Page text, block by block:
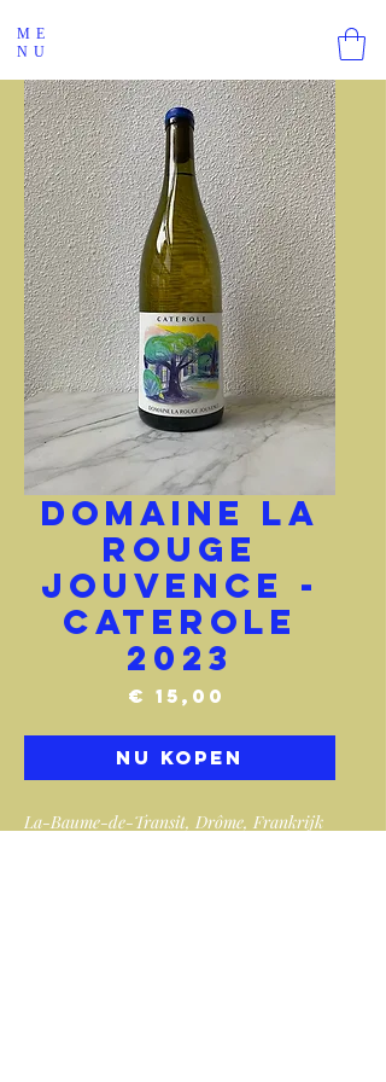
ME
NU
Domaine La
Rouge
Jouvence -
Caterole
2023
€ 15,00
Nu kopen
La-Baume-de-Transit, Drôme, Frankrijk